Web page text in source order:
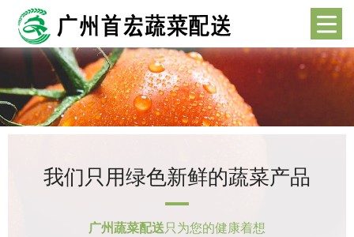
我们只用绿色新鲜的蔬菜产品
广州蔬菜配送只为您的健康着想